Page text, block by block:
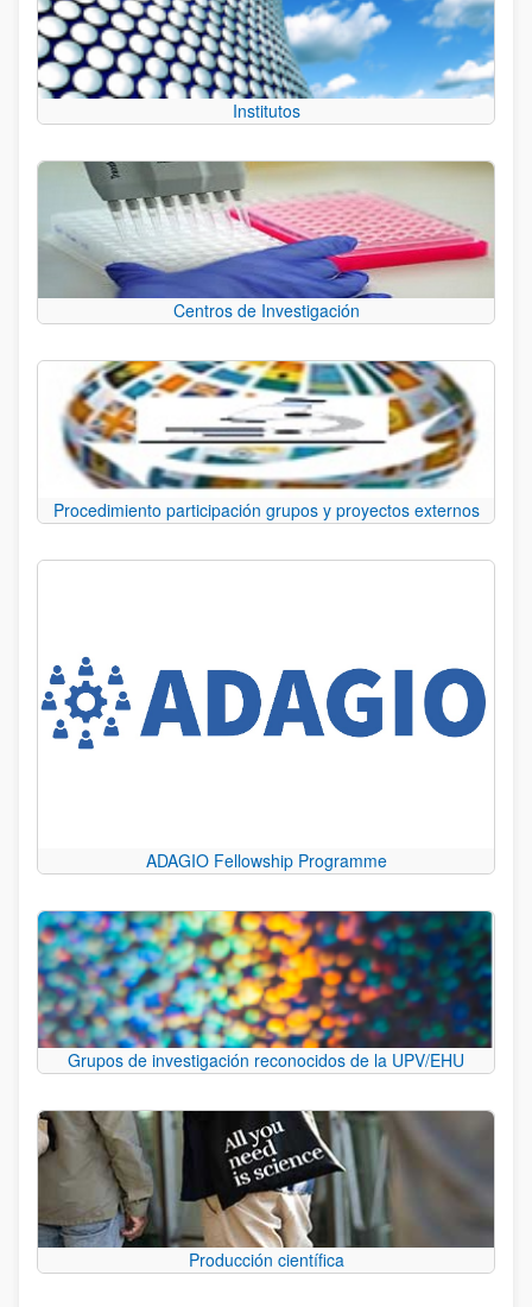
Institutos
Centros de Investigación
Procedimiento participación grupos y proyectos externos
ADAGIO Fellowship Programme
Grupos de investigación reconocidos de la UPV/EHU
Producción científica